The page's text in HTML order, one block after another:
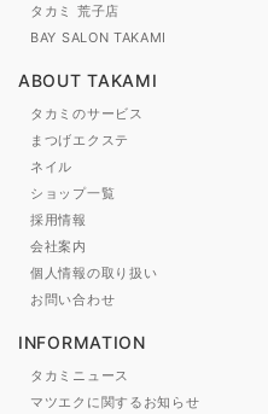
タカミ 荒子店
BAY SALON TAKAMI
ABOUT TAKAMI
タカミのサービス
まつげエクステ
ネイル
ショップ一覧
採用情報
会社案内
個人情報の取り扱い
お問い合わせ
INFORMATION
タカミニュース
マツエクに関するお知らせ